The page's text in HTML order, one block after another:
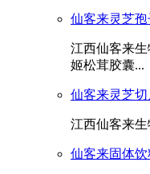
仙客来灵芝
江西仙客来
姬松茸胶囊...
仙客来灵芝切
江西仙客来
仙客来固体饮